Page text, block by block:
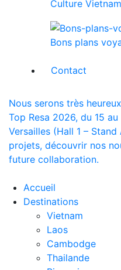
Culture
Bons plans
Contact
Nous serons très
Top Resa 2026, du 15
Versailles (Hall 1 –
projets, découvrir nos
future collaboration.
Accueil
Destinations
Vietnam
Laos
Cambodge
Thailande